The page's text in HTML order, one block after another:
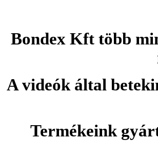
Bondex Kft több
A videók által
Termékeink